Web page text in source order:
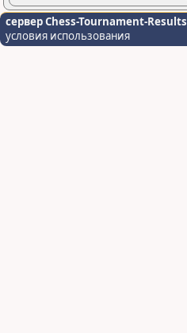
сервер Chess-Tournament-Results
условия использования